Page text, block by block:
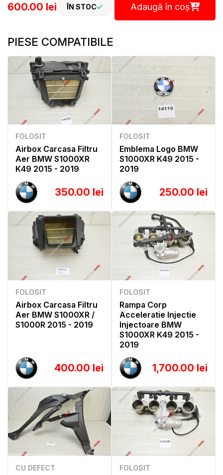
600.00 lei ÎN STOC Adaugă în coș
PIESE COMPATIBILE
FOLOSIT
Airbox Carcasa Filtru
Aer BMW S1000XR
K49 2015 - 2019
350.00 lei
FOLOSIT
Emblema Logo BMW
S1000XR K49 2015 -
2019
250.00 lei
FOLOSIT
Airbox Carcasa Filtru
Aer BMW S1000XR /
S1000R 2015 - 2019
400.00 lei
FOLOSIT
Rampa Corp
Acceleratie Injectie
Injectoare BMW
S1000XR K49 2015 -
2019
1,700.00 lei
CU DEFECT FOLOSIT